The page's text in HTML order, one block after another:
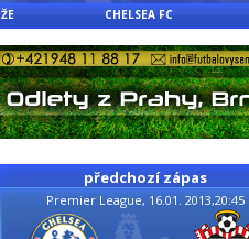
CHELSEA FC
předchozí zápas
Premier League, 16.01. 2013,20:45